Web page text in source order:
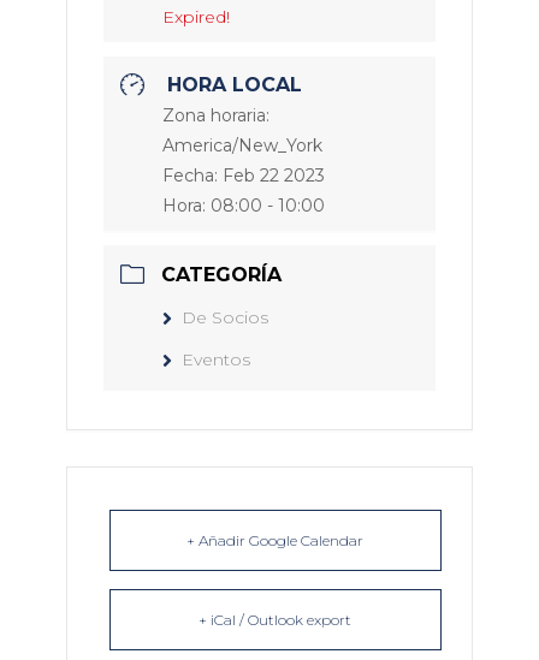
Expired!
HORA LOCAL
Zona horaria:
America/New_York
Fecha: Feb 22 2023
Hora: 08:00 - 10:00
CATEGORÍA
De Socios
Eventos
+ Añadir Google Calendar
+ iCal / Outlook export